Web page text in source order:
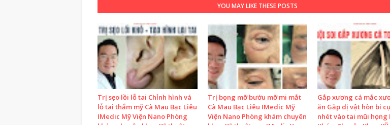
YOU MAY LIKE THESE POSTS
Trị sẹo lồi lỗ tai Chỉnh hình vá
lỗ tai thẩm mỹ Cà Mau Bạc Liêu
IMedic Mỹ Viện Nano Phòng
Trị bọng mỡ bướu mỡ mi mắt
Cà Mau Bạc Liêu IMedic Mỹ
Viện Nano Phòng khám chuyên
Gắp xương cá mắc
ăn Gắp dị vật hòn bi
nhét vào tai mũi họng